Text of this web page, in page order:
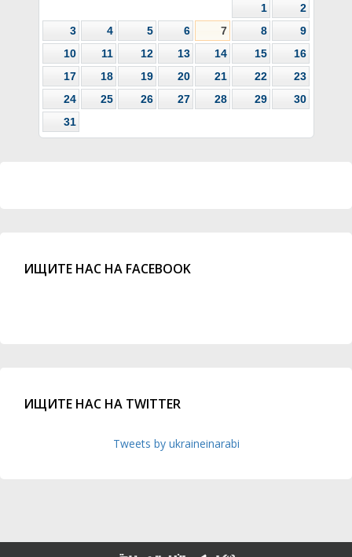
1
2
3
4 5 6 7 8
9
10
11 12 13 14 15
16
17
18 19 20 21 22
23
24
25 26 27 28 29
30
31
ИЩИТЕ НАС НА FACEBOOK
ИЩИТЕ НАС НА TWITTER
Tweets by ukraineinarabi